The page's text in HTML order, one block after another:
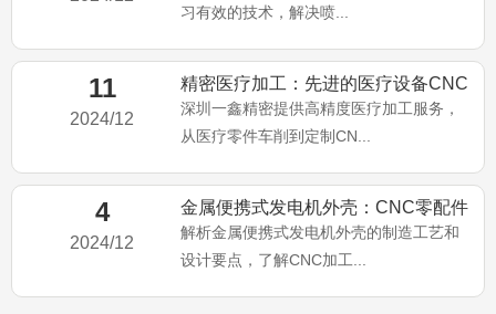
习有效的技术，解决喷...
11
2024/12
精密医疗加工：先进的医疗设备CNC
加工服务
深圳一鑫精密提供高精度医疗加工服务，
从医疗零件车削到定制CN...
4
2024/12
金属便携式发电机外壳：CNC零配件
供应商的制造工艺解析
解析金属便携式发电机外壳的制造工艺和
设计要点，了解CNC加工...